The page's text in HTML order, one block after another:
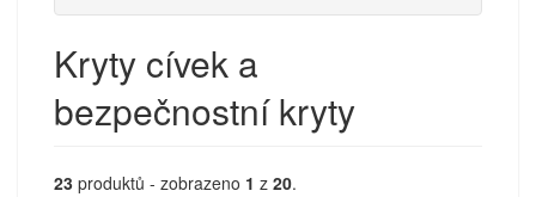
Kryty cívek a
bezpečnostní kryty
23 produktů - zobrazeno 1 z 20.